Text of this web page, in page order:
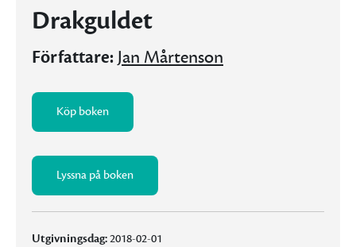
Drakguldet
Författare: Jan Mårtenson
Köp boken
Lyssna på boken
Utgivningsdag:2018-02-01